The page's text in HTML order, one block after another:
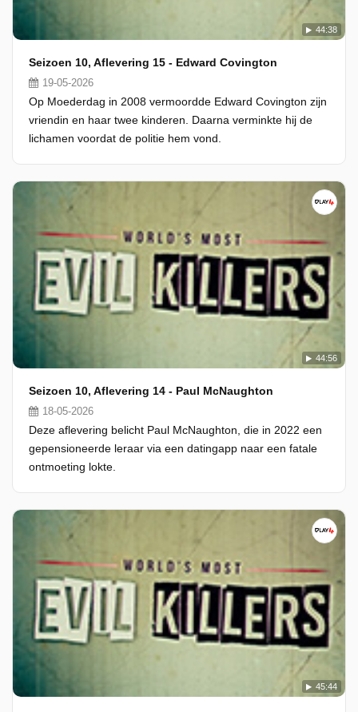
44:38
Seizoen 10, Aflevering 15 - Edward Covington
19-05-2026
Op Moederdag in 2008 vermoordde Edward Covington zijn
vriendin en haar twee kinderen. Daarna verminkte hij de
lichamen voordat de politie hem vond.
44:56
Seizoen 10, Aflevering 14 - Paul McNaughton
18-05-2026
Deze aflevering belicht Paul McNaughton, die in 2022 een
gepensioneerde leraar via een datingapp naar een fatale
ontmoeting lokte.
45:44